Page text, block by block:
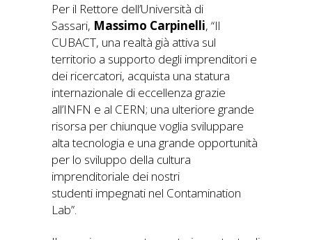
Per il Rettore dell’Università di
Sassari, Massimo Carpinelli, “Il
CUBACT, una realtà già attiva sul
territorio a supporto degli imprenditori e
dei ricercatori, acquista una statura
internazionale di eccellenza grazie
all’INFN e al CERN; una ulteriore grande
risorsa per chiunque voglia sviluppare
alta tecnologia e una grande opportunità
per lo sviluppo della cultura
imprenditoriale dei nostri
studenti impegnati nel Contamination
Lab”.